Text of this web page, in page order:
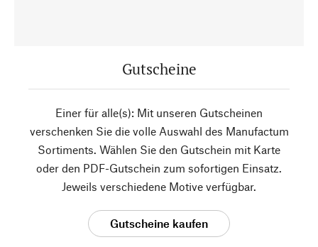
Gutscheine
Einer für alle(s): Mit unseren Gutscheinen
verschenken Sie die volle Auswahl des Manufactum
Sortiments. Wählen Sie den Gutschein mit Karte
oder den PDF-Gutschein zum sofortigen Einsatz.
Jeweils verschiedene Motive verfügbar.
Gutscheine kaufen